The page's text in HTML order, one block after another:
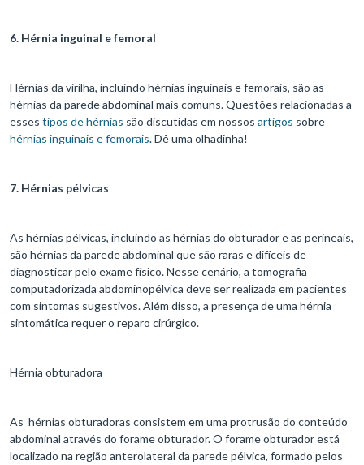
6. Hérnia inguinal e femoral
Hérnias da virilha, incluindo hérnias inguinais e femorais, são as
hérnias da parede abdominal mais comuns. Questões relacionadas a
esses tipos de hérnias são discutidas em nossos artigos sobre
hérnias inguinais e femorais. Dê uma olhadinha!
7. Hérnias pélvicas
As hérnias pélvicas, incluindo as hérnias do obturador e as perineais,
são hérnias da parede abdominal que são raras e difíceis de
diagnosticar pelo exame físico. Nesse cenário, a tomografia
computadorizada abdominopélvica deve ser realizada em pacientes
com sintomas sugestivos. Além disso, a presença de uma hérnia
sintomática requer o reparo cirúrgico.
Hérnia obturadora
As hérnias obturadoras consistem em uma protrusão do conteúdo
abdominal através do forame obturador. O forame obturador está
localizado na região anterolateral da parede pélvica, formado pelos